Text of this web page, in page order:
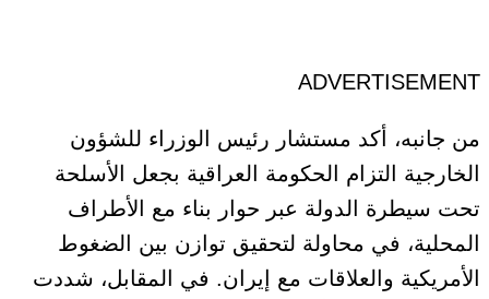
ADVERTISEMENT
من جانبه، أكد مستشار رئيس الوزراء للشؤون
الخارجية التزام الحكومة العراقية بجعل الأسلحة
تحت سيطرة الدولة عبر حوار بناء مع الأطراف
المحلية، في محاولة لتحقيق توازن بين الضغوط
الأمريكية والعلاقات مع إيران. في المقابل، شددت